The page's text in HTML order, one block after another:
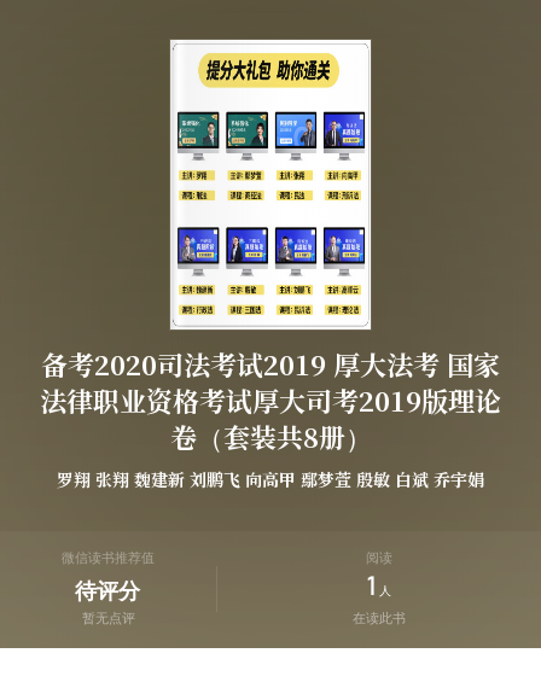
备考2020司法考试2019 厚大法考 国家
法律职业资格考试厚大司考2019版理论
卷（套装共8册）
罗翔 张翔 魏建新 刘鹏飞 向高甲 鄢梦萱 殷敏 白斌 乔宇娟
微信读书推荐值
待评分
暂无点评
阅读
1 人
在读此书